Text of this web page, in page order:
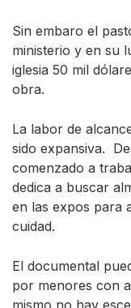
Sin embaro el
ministerio y en su
iglesia 50 mil
obra.
La labor de
sido expansiva.
comenzado a
dedica a buscar
en las expos para
cuidad.
El documental
por menores con
mismo no hay